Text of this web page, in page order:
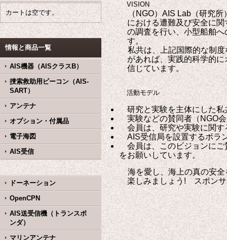
カートは空です。
情報と商品一覧
AIS機器（AISクラスB）
捜索救助用ビーコン（AIS-
SART）
アンテナ
オプション・付属品
電子海図
AIS受信
ドーネーション
OpenCPN
AIS送受信機（トランスポ
ンダ）
マリンアンテナ
VISION
（NGO）AIS Lab（研究所）
における遭難及び安全に
の調査を行い、小型船舶
す。
私共は、上記国際的な制度な
があれば、実践的科学的
信じています。
活動モデル
研究と実験を主体にした私
実験などの賛同者（NGO会
会員は、研究や実験に関す
AIS受信局を設置するボラ
会員は、このビジョンにご
をお願いしています。
海を愛し、海上の真の安全を
楽しみましょう! スポン